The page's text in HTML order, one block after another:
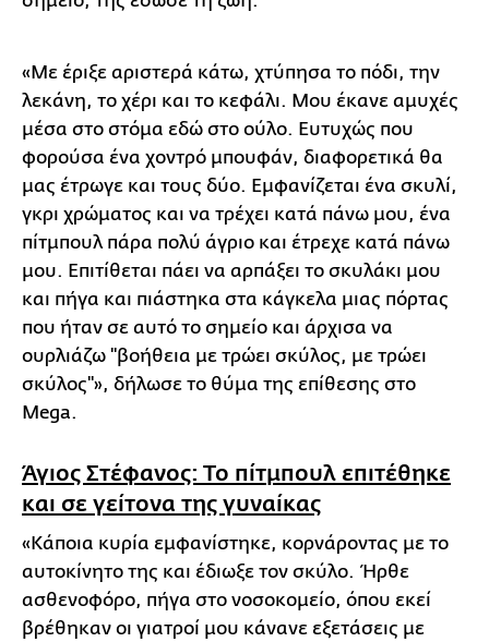
«Με έριξε αριστερά κάτω, χτύπησα το πόδι, την
λεκάνη, το χέρι και το κεφάλι. Μου έκανε αμυχές
μέσα στο στόμα εδώ στο ούλο. Ευτυχώς που
φορούσα ένα χοντρό μπουφάν, διαφορετικά θα
μας έτρωγε και τους δύο. Εμφανίζεται ένα σκυλί,
γκρι χρώματος και να τρέχει κατά πάνω μου, ένα
πίτμπουλ πάρα πολύ άγριο και έτρεχε κατά πάνω
μου. Επιτίθεται πάει να αρπάξει το σκυλάκι μου
και πήγα και πιάστηκα στα κάγκελα μιας πόρτας
που ήταν σε αυτό το σημείο και άρχισα να
ουρλιάζω ''βοήθεια με τρώει σκύλος, με τρώει
σκύλος''», δήλωσε το θύμα της επίθεσης στο
Mega.
Άγιος Στέφανος: Το πίτμπουλ επιτέθηκε
και σε γείτονα της γυναίκας
«Κάποια κυρία εμφανίστηκε, κορνάροντας με το
αυτοκίνητο της και έδιωξε τον σκύλο. Ήρθε
ασθενοφόρο, πήγα στο νοσοκομείο, όπου εκεί
βρέθηκαν οι γιατροί μου κάνανε εξετάσεις με